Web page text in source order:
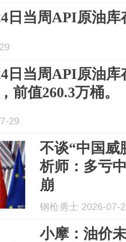
日当周API原油库
日当周API原油库
前值260.3万桶。
29
不谈“中国威
析师：多亏
崩
钢枪勇士 2026-07-
小摩：油价